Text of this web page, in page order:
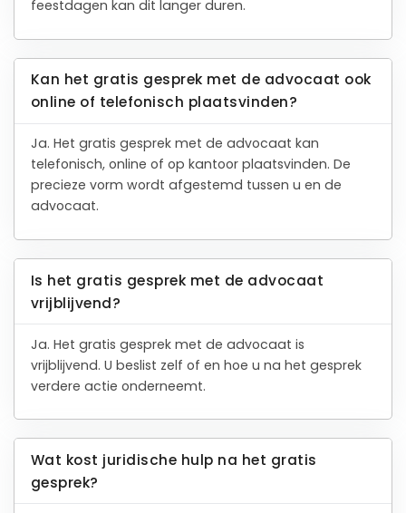
feestdagen kan dit langer duren.
Kan het gratis gesprek met de advocaat ook
online of telefonisch plaatsvinden?
Ja. Het gratis gesprek met de advocaat kan
telefonisch, online of op kantoor plaatsvinden. De
precieze vorm wordt afgestemd tussen u en de
advocaat.
Is het gratis gesprek met de advocaat
vrijblijvend?
Ja. Het gratis gesprek met de advocaat is
vrijblijvend. U beslist zelf of en hoe u na het gesprek
verdere actie onderneemt.
Wat kost juridische hulp na het gratis
gesprek?